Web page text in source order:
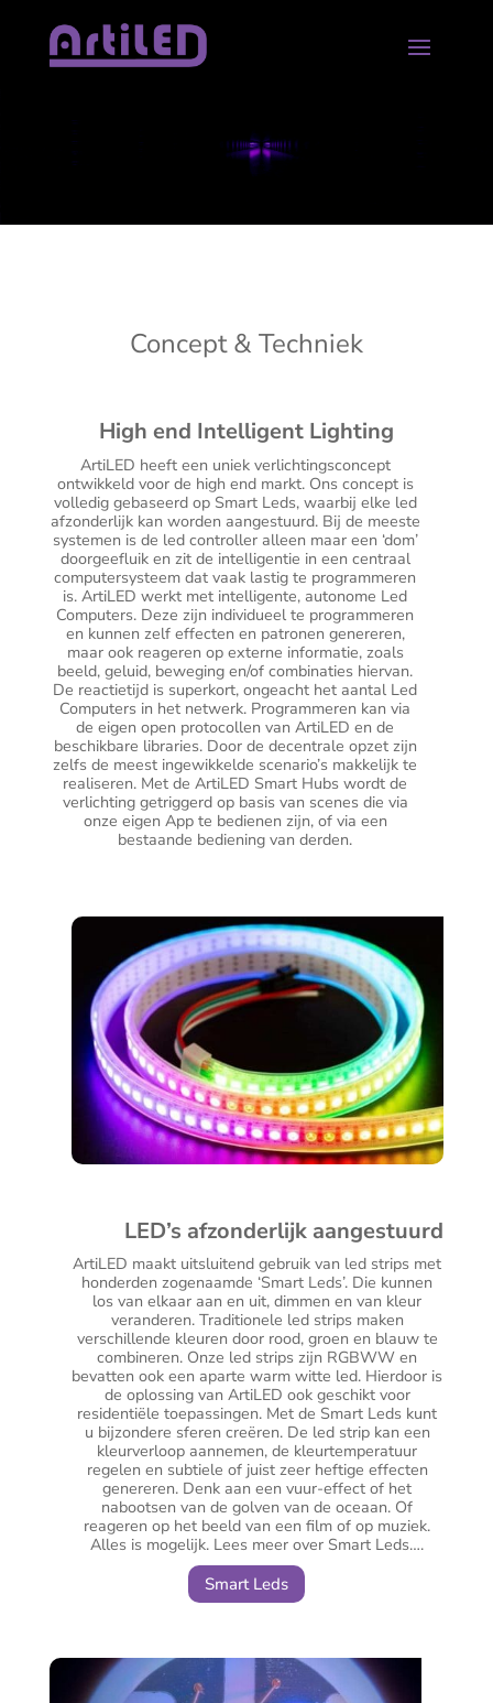
Concept & Techniek
High end Intelligent Lighting
ArtiLED heeft een uniek verlichtingsconcept
ontwikkeld voor de high end markt. Ons concept is
volledig gebaseerd op Smart Leds, waarbij elke led
afzonderlijk kan worden aangestuurd. Bij de meeste
systemen is de led controller alleen maar een ‘dom’
doorgeefluik en zit de intelligentie in een centraal
computersysteem dat vaak lastig te programmeren
is. ArtiLED werkt met intelligente, autonome Led
Computers. Deze zijn individueel te programmeren
en kunnen zelf effecten en patronen genereren,
maar ook reageren op externe informatie, zoals
beeld, geluid, beweging en/of combinaties hiervan.
De reactietijd is superkort, ongeacht het aantal Led
Computers in het netwerk. Programmeren kan via
de eigen open protocollen van ArtiLED en de
beschikbare libraries. Door de decentrale opzet zijn
zelfs de meest ingewikkelde scenario’s makkelijk te
realiseren. Met de ArtiLED Smart Hubs wordt de
verlichting getriggerd op basis van scenes die via
onze eigen App te bedienen zijn, of via een
bestaande bediening van derden.
LED’s afzonderlijk aangestuurd
ArtiLED maakt uitsluitend gebruik van led strips met
honderden zogenaamde ‘Smart Leds’. Die kunnen
los van elkaar aan en uit, dimmen en van kleur
veranderen. Traditionele led strips maken
verschillende kleuren door rood, groen en blauw te
combineren. Onze led strips zijn RGBWW en
bevatten ook een aparte warm witte led. Hierdoor is
de oplossing van ArtiLED ook geschikt voor
residentiële toepassingen. Met de Smart Leds kunt
u bijzondere sferen creëren. De led strip kan een
kleurverloop aannemen, de kleurtemperatuur
regelen en subtiele of juist zeer heftige effecten
genereren. Denk aan een vuur-effect of het
nabootsen van de golven van de oceaan. Of
reageren op het beeld van een film of op muziek.
Alles is mogelijk. Lees meer over Smart Leds….
Smart Leds